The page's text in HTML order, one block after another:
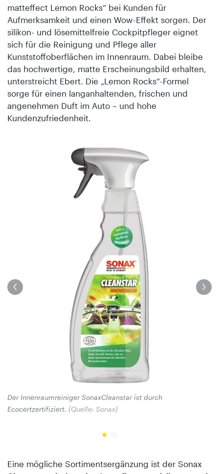
matteffect Lemon Rocks“ bei Kunden für
Aufmerksamkeit und einen Wow-Effekt sorgen. Der
silikon- und lösemittelfreie Cockpitpfleger eignet
sich für die Reinigung und Pflege aller
Kunststoffoberflächen im Innenraum. Dabei bleibe
das hochwertige, matte Erscheinungsbild erhalten,
unterstreicht Ebert. Die „Lemon Rocks“-Formel
sorge für einen langanhaltenden, frischen und
angenehmen Duft im Auto – und hohe
Kundenzufriedenheit.
Der Innenraumreiniger SonaxCleanstar ist durch
Ecocertzertifiziert. (Quelle: Sonax)
Eine mögliche Sortimentsergänzung ist der Sonax